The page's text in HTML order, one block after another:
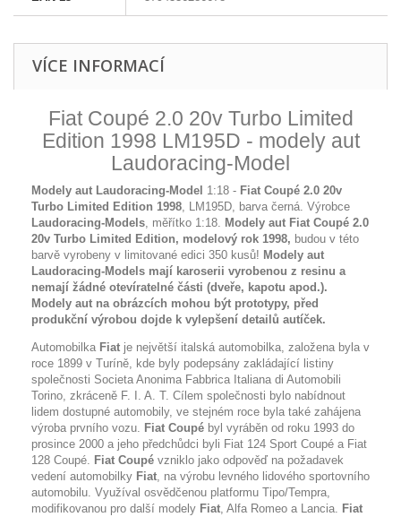
VÍCE INFORMACÍ
Fiat Coupé 2.0 20v Turbo Limited
Edition 1998 LM195D - modely aut
Laudoracing-Model
Modely aut Laudoracing-Model 1:18 - Fiat Coupé 2.0 20v
Turbo Limited Edition 1998, LM195D, barva černá. Výrobce
Laudoracing-Models, měřítko 1:18. Modely aut Fiat Coupé 2.0
20v Turbo Limited Edition, modelový rok 1998, budou v této
barvě vyrobeny v limitované edici 350 kusů! Modely aut
Laudoracing-Models mají karoserii vyrobenou z resinu a
nemají žádné otevíratelné části (dveře, kapotu apod.).
Modely aut na obrázcích mohou být prototypy, před
produkční výrobou dojde k vylepšení detailů autíček.
Automobilka Fiat je největší italská automobilka, založena byla v
roce 1899 v Turíně, kde byly podepsány zakládající listiny
společnosti Societa Anonima Fabbrica Italiana di Automobili
Torino, zkráceně F. I. A. T. Cílem společnosti bylo nabídnout
lidem dostupné automobily, ve stejném roce byla také zahájena
výroba prvního vozu. Fiat Coupé byl vyráběn od roku 1993 do
prosince 2000 a jeho předchůdci byli Fiat 124 Sport Coupé a Fiat
128 Coupé. Fiat Coupé vzniklo jako odpověď na požadavek
vedení automobilky Fiat, na výrobu levného lidového sportovního
automobilu. Využíval osvědčenou platformu Tipo/Tempra,
modifikovanou pro další modely Fiat, Alfa Romeo a Lancia. Fiat